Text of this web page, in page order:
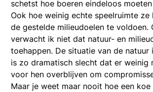
schetst hoe boeren eindeloos
Ook hoe weinig echte speelruimte ze
de gestelde milieudoelen te voldoen.
verwacht ik niet dat natuur- en
toehappen. De situatie van de natuur
is zo dramatisch slecht dat er weinig
voor hen overblijven om
Maar je weet maar nooit hoe een koe